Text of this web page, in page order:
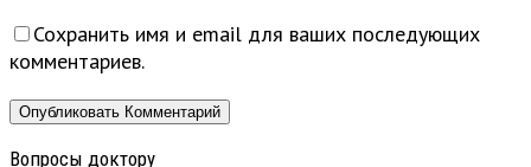
Сохранить имя и email для ваших последующих
комментариев.
Вопросы доктору